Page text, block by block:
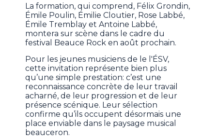
La formation, qui comprend, Félix Grondin,
Émile Poulin, Émilie Cloutier, Rose Labbé,
Émile Tremblay et Antoine Labbé,
montera sur scène dans le cadre du
festival Beauce Rock en août prochain.
Pour les jeunes musiciens de le l'ÉSV,
cette invitation représente bien plus
qu’une simple prestation: c’est une
reconnaissance concrète de leur travail
acharné, de leur progression et de leur
présence scénique. Leur sélection
confirme qu’ils occupent désormais une
place enviable dans le paysage musical
beauceron.